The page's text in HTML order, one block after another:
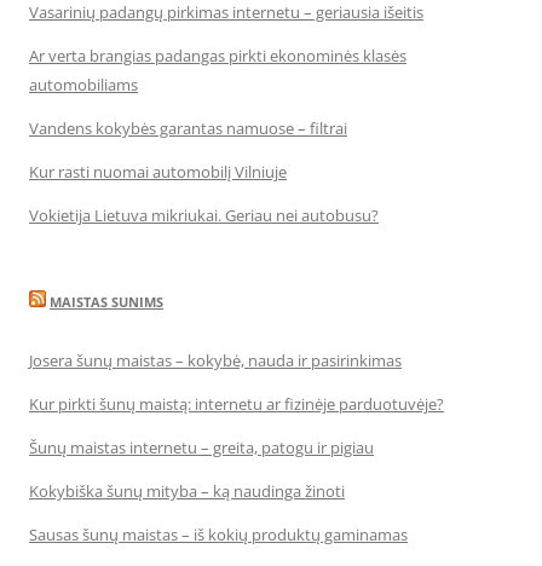
Vasarinių padangų pirkimas internetu – geriausia išeitis
Ar verta brangias padangas pirkti ekonominės klasės
automobiliams
Vandens kokybės garantas namuose – filtrai
Kur rasti nuomai automobilį Vilniuje
Vokietija Lietuva mikriukai. Geriau nei autobusu?
MAISTAS SUNIMS
Josera šunų maistas – kokybė, nauda ir pasirinkimas
Kur pirkti šunų maistą: internetu ar fizinėje parduotuvėje?
Šunų maistas internetu – greita, patogu ir pigiau
Kokybiška šunų mityba – ką naudinga žinoti
Sausas šunų maistas – iš kokių produktų gaminamas